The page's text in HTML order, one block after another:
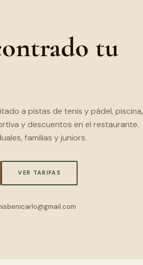
tu
a pistas de tenis y pádel, piscina,
y descuentos en el restaurante.
familias y juniors.
NUEVA PESTAÑA)
VER TARIFAS